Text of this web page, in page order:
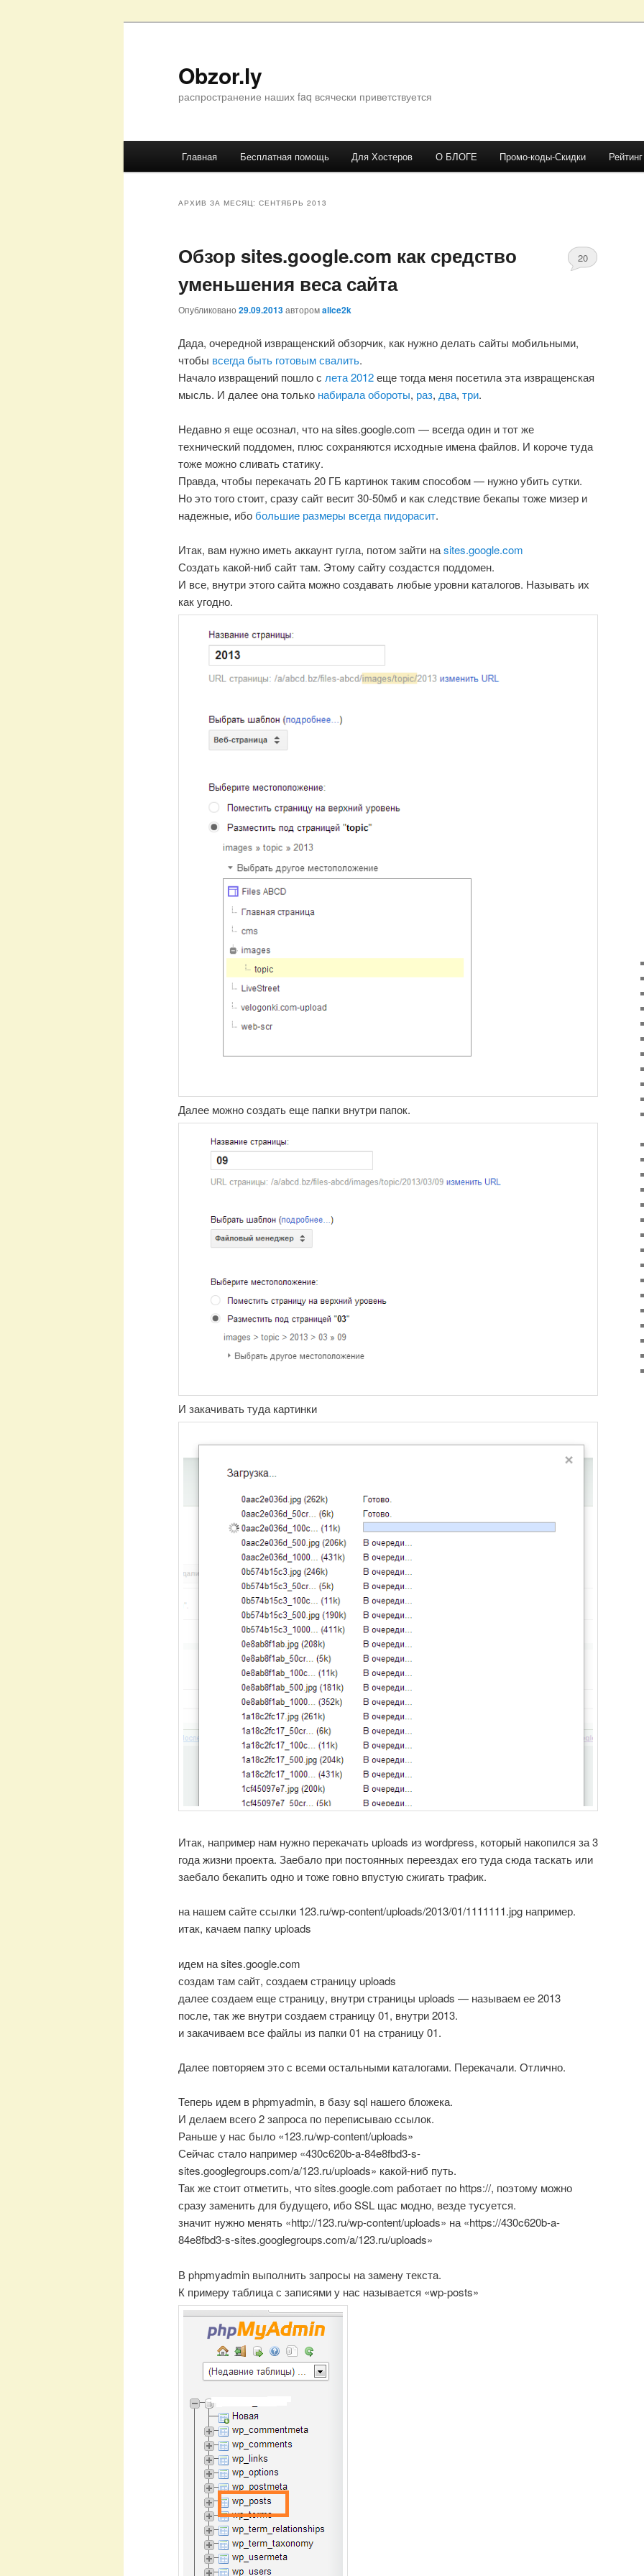
Obzor.ly
распространение наших faq всячески приветствуется
Главная Бесплатная помощь Для Хостеров О БЛОГЕ Промо-коды-Скидки Рейтинг
АРХИВ ЗА МЕСЯЦ: СЕНТЯБРЬ 2013
Обзор sites.google.com как средство
уменьшения веса сайта
Опубликовано 29.09.2013авторомalice2k
20
Дада, очередной извращенский обзорчик, как нужно делать сайты мобильными,
чтобы всегда быть готовым свалить.
Начало извращений пошло с лета 2012еще тогда меня посетила эта извращенская
мысль. И далее она только набирала обороты, раз, два, три.
Недавно я еще осознал, что на sites.google.com — всегда один и тот же
технический поддомен, плюс сохраняются исходные имена файлов. И короче туда
тоже можно сливать статику.
Правда, чтобы перекачать 20 ГБ картинок таким способом — нужно убить сутки.
Но это того стоит, сразу сайт весит 30-50мб и как следствие бекапы тоже мизер и
надежные, ибобольшие размеры всегда пидорасит.
Итак, вам нужно иметь аккаунт гугла, потом зайти наsites.google.com
Создать какой-ниб сайт там. Этому сайту создастся поддомен.
И все, внутри этого сайта можно создавать любые уровни каталогов. Называть их
как угодно.
Далее можно создать еще папки внутри папок.
И закачивать туда картинки
Итак, например нам нужно перекачать uploads из wordpress, который накопился за 3
года жизни проекта. Заебало при постоянных переездах его туда сюда таскать или
заебало бекапить одно и тоже говно впустую сжигать трафик.
на нашем сайте ссылки 123.ru/wp-content/uploads/2013/01/1111111.jpg например.
итак, качаем папку uploads
идем на sites.google.com
создам там сайт, создаем страницу uploads
далее создаем еще страницу, внутри страницы uploads — называем ее 2013
после, так же внутри создаем страницу 01, внутри 2013.
и закачиваем все файлы из папки 01 на страницу 01.
Далее повторяем это с всеми остальными каталогами. Перекачали. Отлично.
Теперь идем в phpmyadmin, в базу sql нашего бложека.
И делаем всего 2 запроса по переписываю ссылок.
Раньше у нас было «123.ru/wp-content/uploads»
Сейчас стало например «430c620b-a-84e8fbd3-s-
sites.googlegroups.com/a/123.ru/uploads» какой-ниб путь.
Так же стоит отметить, что sites.google.com работает по https://, поэтому можно
сразу заменить для будущего, ибо SSL щас модно, везде тусуется.
значит нужно менять «http://123.ru/wp-content/uploads» на «https://430c620b-a-
84e8fbd3-s-sites.googlegroups.com/a/123.ru/uploads»
В phpmyadmin выполнить запросы на замену текста.
К примеру таблица с записями у нас называется «wp-posts»